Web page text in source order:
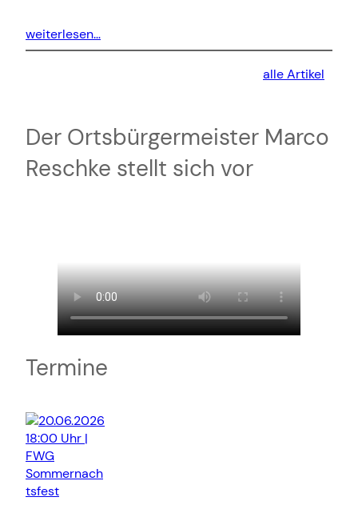
weiterlesen…
alle Artikel
Der Ortsbürgermeister Marco
Reschke stellt sich vor
Termine